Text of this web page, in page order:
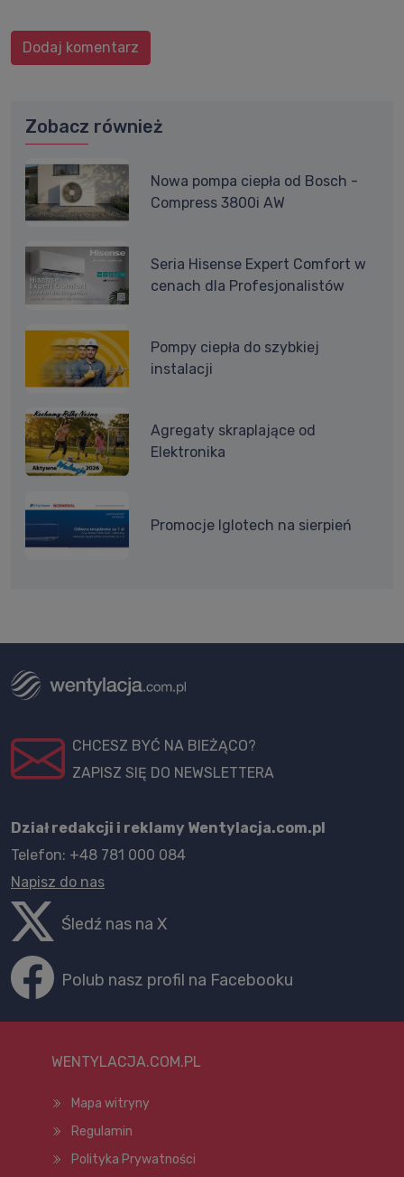
Dodaj komentarz
Zobacz również
Nowa pompa ciepła od Bosch -
Compress 3800i AW
Seria Hisense Expert Comfort w
cenach dla Profesjonalistów
Pompy ciepła do szybkiej
instalacji
Agregaty skraplające od
Elektronika
Promocje Iglotech na sierpień
CHCESZ BYĆ NA BIEŻĄCO?
ZAPISZ SIĘ DO NEWSLETTERA
Dział redakcji i reklamy Wentylacja.com.pl
Telefon: +48 781 000 084
Napisz do nas
Śledź nas na X
Polub nasz profil na Facebooku
WENTYLACJA.COM.PL
Mapa witryny
Regulamin
Polityka Prywatności